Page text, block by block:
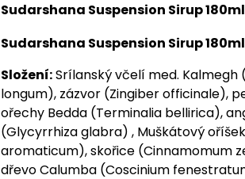
Sudarshana Suspension Sirup 180ml
Sudarshana Suspension Sirup 180ml
Složení:Srílanský včelí med.
longum), zázvor (Zingiber officinale),
ořechy Bedda (Terminalia bellirica),
(Glycyrrhiza glabra) , Muškátový
aromaticum), skořice (Cinnamomum
dřevo Calumba (Coscinium